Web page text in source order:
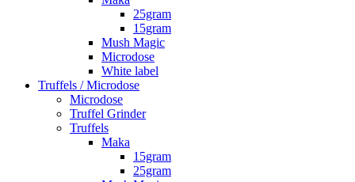
25gram
15gram
Mush Magic
Microdose
White label
Truffels / Microdose
Microdose
Truffel Grinder
Truffels
Maka
15gram
25gram